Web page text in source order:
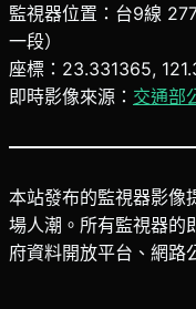
監視器位置：台9線
一段）
座標：23.331365,
即時影像來源： 交通部
本站發布的監視器影像
場人潮。所有監視器的
府資料開放平台、網路